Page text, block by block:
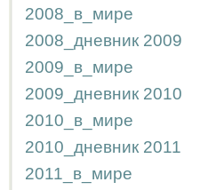
2008_в_мире
2008_дневник 2009
2009_в_мире
2009_дневник 2010
2010_в_мире
2010_дневник 2011
2011_в_мире